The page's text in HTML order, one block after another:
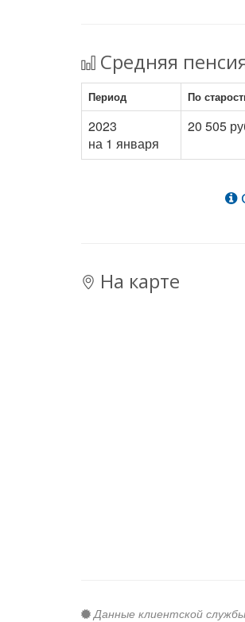
Средняя
Период По
2023
на 1 января
20 505
На карте
Данные клиентской